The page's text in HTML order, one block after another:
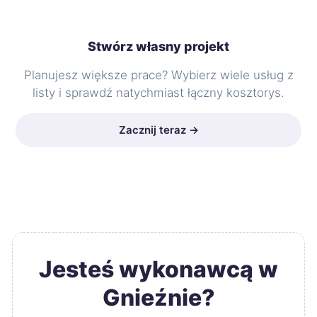
Stwórz własny projekt
Planujesz większe prace? Wybierz wiele usług z
listy i sprawdź natychmiast łączny kosztorys.
Zacznij teraz →
Jesteś wykonawcą w
Gnieźnie?